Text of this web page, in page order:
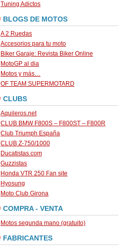
Tuning Adictos
BLOGS DE MOTOS
A 2 Ruedas
Accesorios para tu moto
Biker Garaje: Revista Biker Online
MotoGP al dia
Motos y más…
OF TEAM SUPERMOTARD
CLUBS
Aquileros.net
CLUB BMW F800S – F800ST – F800R
Club Triumph España
CLUB Z-750/1000
Ducatistas.com
Guzzistas
Honda VTR 250 Fan site
Hyosung
Moto Club Girona
COMPRA - VENTA
Motos segunda mano (gratuito)
FABRICANTES